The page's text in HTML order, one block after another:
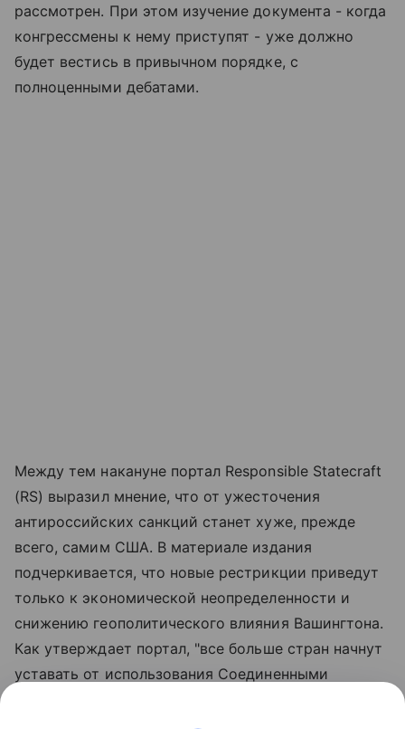
рассмотрен. При этом изучение документа - когда
конгрессмены к нему приступят - уже должно
будет вестись в привычном порядке, с
полноценными дебатами.
Между тем накануне портал Responsible Statecraft
(RS) выразил мнение, что от ужесточения
антироссийских санкций станет хуже, прежде
всего, самим США. В материале издания
подчеркивается, что новые рестрикции приведут
только к экономической неопределенности и
снижению геополитического влияния Вашингтона.
Как утверждает портал, "все больше стран начнут
уставать от использования Соединенными
стремиться к альтернативам". Издание также